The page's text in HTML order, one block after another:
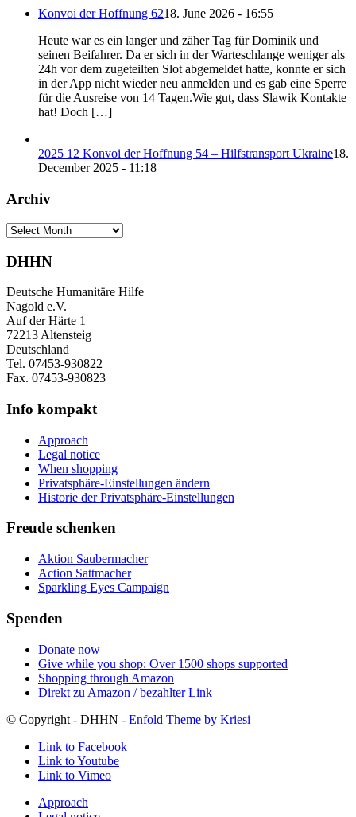
Konvoi der Hoffnung 6218. June 2026 - 16:55
Heute war es ein langer und zäher Tag für Dominik und
seinen Beifahrer. Da er sich in der Warteschlange weniger als
24h vor dem zugeteilten Slot abgemeldet hatte, konnte er sich
in der App nicht wieder neu anmelden und es gab eine Sperre
für die Ausreise von 14 Tagen.Wie gut, dass Slawik Kontakte
hat! Doch […]
2025 12 Konvoi der Hoffnung 54 – Hilfstransport Ukraine18.
December 2025 - 11:18
Archiv
Archiv
DHHN
Deutsche Humanitäre Hilfe
Nagold e.V.
Auf der Härte 1
72213 Altensteig
Deutschland
Tel. 07453-930822
Fax. 07453-930823
Info kompakt
Approach
Legal notice
When shopping
Privatsphäre-Einstellungen ändern
Historie der Privatsphäre-Einstellungen
Freude schenken
Aktion Saubermacher
Action Sattmacher
Sparkling Eyes Campaign
Spenden
Donate now
Give while you shop: Over 1500 shops supported
Shopping through Amazon
Direkt zu Amazon / bezahlter Link
© Copyright - DHHN - Enfold Theme by Kriesi
Link to Facebook
Link to Youtube
Link to Vimeo
Approach